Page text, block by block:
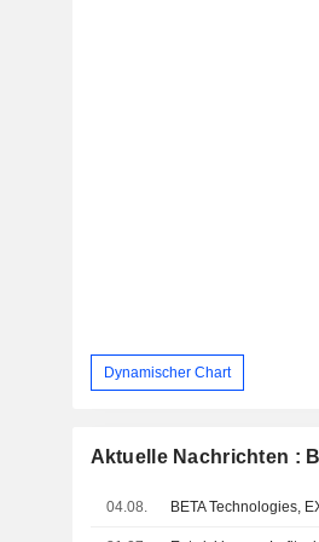
Dynamischer Chart
Aktuelle Nachrichten :
04.08.